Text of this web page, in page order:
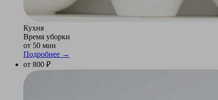
Кухня
Время уборки
от 50 мин
Подробнее →
от 800 ₽